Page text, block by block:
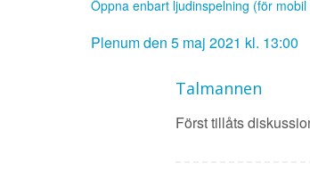
Öppna enbart ljudinspelning (för mobil
Plenum den 5 maj 2021 kl. 13:00
Talmannen
Först tillåts